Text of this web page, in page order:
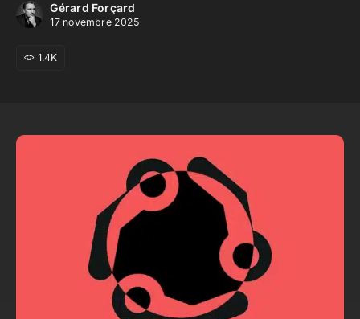
Gérard Forçard
17 novembre 2025
1.4K